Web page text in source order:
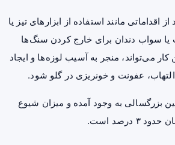
اقداماتی مانند استفاده از ابزار‌های تیز یا
یا سواب دندان برای خارج کردن سنگ‌ها
می‌تواند، منجر به آسیب لوزه‌ها و ایجاد
عفونت و خونریزی در گلو شود.
بزرگسالی به وجود آمده و میزان شیوع
درصد است.